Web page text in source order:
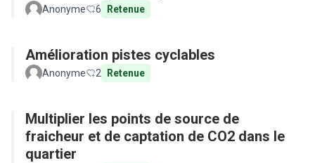
Anonyme 6 Retenue
Amélioration pistes cyclables
Anonyme 2 Retenue
Multiplier les points de source de
fraicheur et de captation de CO2 dans le
quartier